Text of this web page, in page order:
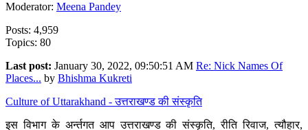
Moderator: Meena Pandey
Posts: 4,959
Topics: 80
Last post: January 30, 2022, 09:50:51 AM Re: Nick Names Of
Places... by Bhishma Kukreti
Culture of Uttarakhand - उत्तराखण्ड की संस्कृति
इस विभाग के अर्न्तगत आप उत्तराखण्ड की संस्कृति, रीति रिवाज, त्यौहार,